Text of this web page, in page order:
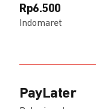
Rp6.500
Indomaret
PayLater